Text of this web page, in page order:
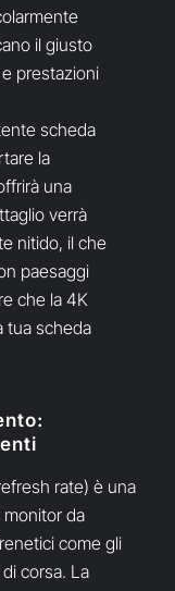
il giusto
prestazioni
scheda
la
una
verrà
nitido, il che
paesaggi
che la 4K
tua scheda
rate) è una
da
come gli
corsa. La